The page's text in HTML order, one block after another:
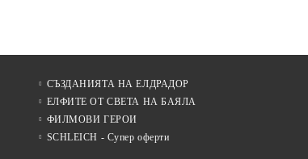
СЪЗДАНИЯТА НА ЕЛДРАДОР
ЕЛФИТЕ ОТ СВЕТА НА БАЯЛА
ФИЛМОВИ ГЕРОИ
SCHLEICH - Супер оферти